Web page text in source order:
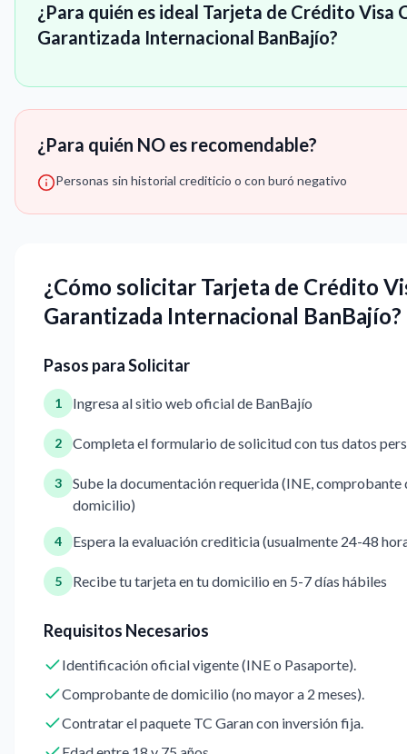
¿Para quién es ideal Tarjeta de Crédito Visa
Garantizada Internacional BanBajío?
¿Para quién NO es recomendable?
Personas sin historial crediticio o con buró negativo
¿Cómo solicitar Tarjeta de Crédito
Garantizada Internacional BanBajío?
Pasos para Solicitar
1 Ingresa al sitio web oficial de BanBajío
2 Completa el formulario de solicitud con tus datos
3
Sube la documentación requerida (INE, comprobante
domicilio)
4 Espera la evaluación crediticia (usualmente 24-48
5 Recibe tu tarjeta en tu domicilio en 5-7 días hábiles
Requisitos Necesarios
Identificación oficial vigente (INE o Pasaporte).
Comprobante de domicilio (no mayor a 2 meses).
Contratar el paquete TC Garan con inversión fija.